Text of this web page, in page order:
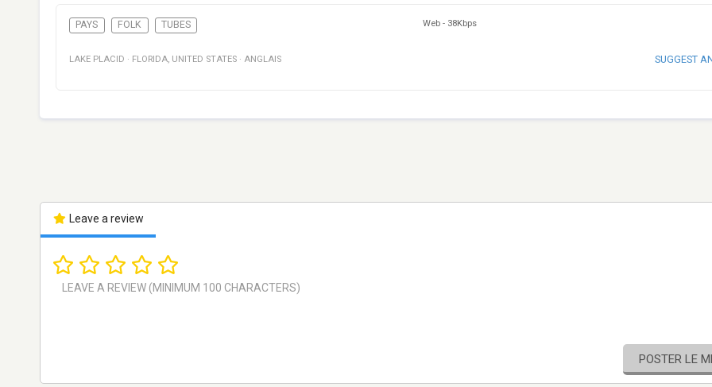
PAYS FOLK TUBES Web - 38Kbps
LAKE PLACID · FLORIDA, UNITED STATES · ANGLAIS SUGGEST
Leave a review
POSTER LE